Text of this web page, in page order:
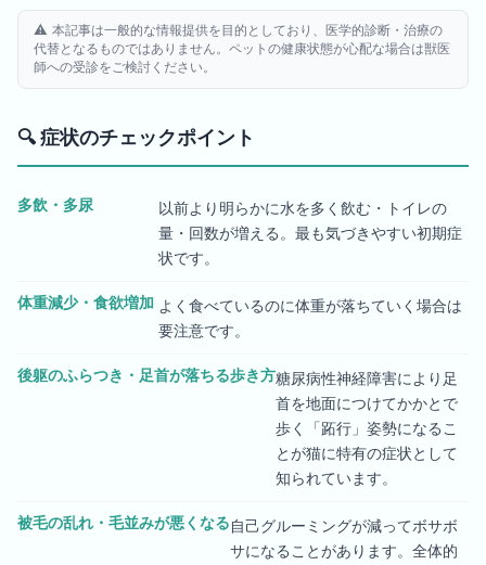
⚠️ 本記事は一般的な情報提供を目的としており、医学的診断・治療の
代替となるものではありません。ペットの健康状態が心配な場合は獣医
師への受診をご検討ください。
🔍症状のチェックポイント
多飲・多尿
以前より明らかに水を多く飲む・トイレの
量・回数が増える。最も気づきやすい初期症
状です。
体重減少・食欲増加 よく食べているのに体重が落ちていく場合は
要注意です。
後躯のふらつき・足首が落ちる歩き方糖尿病性神経障害により足
首を地面につけてかかとで
歩く「跖行」姿勢になるこ
とが猫に特有の症状として
知られています。
被毛の乱れ・毛並みが悪くなる自己グルーミングが減ってボサボ
サになることがあります。全体的